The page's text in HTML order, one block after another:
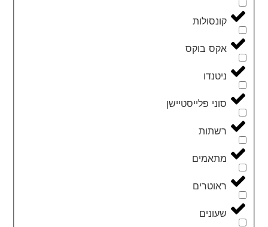
קונסולות
אקס בוקס
ניטנדו
סוני פלייסטיישן
רשתות
מתאמים
ראוטרים
שעונים